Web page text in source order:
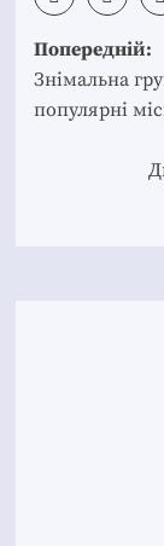
Post
Попередній:
Знімальна
популярні